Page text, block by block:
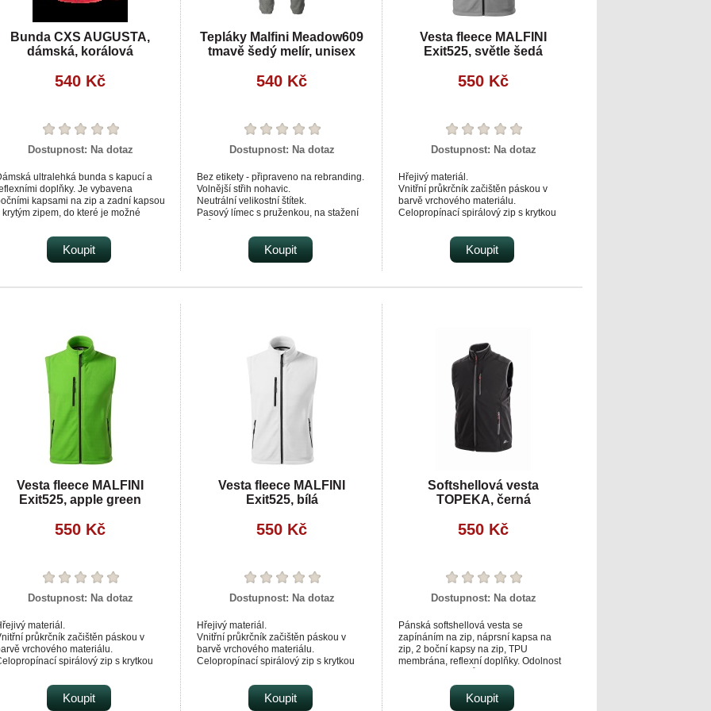
Bunda CXS AUGUSTA,
dámská, korálová
540 Kč
Dostupnost: Na dotaz
ultralehká bunda s kapucí a
doplňky. Je vybavena
kapsami na zip a zadní kapsou
krytým zipem, do které je možné
ukončeny pružnou gumičkou. Bunda je
vyrobena z lehkého materiálu, který je
ošetřený vodoodpudivou úpravou.
Koupit
Tepláky Malfini Meadow609
tmavě šedý melír, unisex
540 Kč
Dostupnost: Na dotaz
Bez etikety - připraveno na rebranding.
Volnější střih nohavic.
Neutrální velikostní štítek.
Pasový límec s pruženkou, na stažení
Lištové kapsy v bočních švech.
Dolní lem stažený pruženkou.
Vnitřní strana počesaná.
Koupit
Vesta fleece MALFINI
Exit525, světle šedá
550 Kč
Dostupnost: Na dotaz
Hřejivý materiál.
Vnitřní průkrčník začištěn páskou v
barvě vrchového materiálu.
Celopropínací spirálový zip s krytkou
Kapsy se spirálovým zipem.
Dolní lem na stažení elastickou
Koupit
Vesta fleece MALFINI
Exit525, apple green
550 Kč
Dostupnost: Na dotaz
materiál.
průkrčník začištěn páskou v
vrchového materiálu.
spirálový zip s krytkou
Kapsy se spirálovým zipem.
Dolní lem na stažení elastickou
Koupit
Vesta fleece MALFINI
Exit525, bílá
550 Kč
Dostupnost: Na dotaz
Hřejivý materiál.
Vnitřní průkrčník začištěn páskou v
barvě vrchového materiálu.
Celopropínací spirálový zip s krytkou
Kapsy se spirálovým zipem.
Dolní lem na stažení elastickou
Koupit
Softshellová vesta
TOPEKA, černá
550 Kč
Dostupnost: Na dotaz
Pánská softshellová vesta se
zapínáním na zip, náprsní kapsa na
zip, 2 boční kapsy na zip, TPU
membrána, reflexní doplňky. Odolnost
mimo oblast švů, paropropustnost 800
Koupit